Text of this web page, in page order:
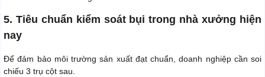
5. Tiêu chuẩn kiểm soát bụi trong nhà xưởng hiện
nay
Để đảm bảo môi trường sản xuất đạt chuẩn, doanh nghiệp cần soi
chiếu 3 trụ cột sau.